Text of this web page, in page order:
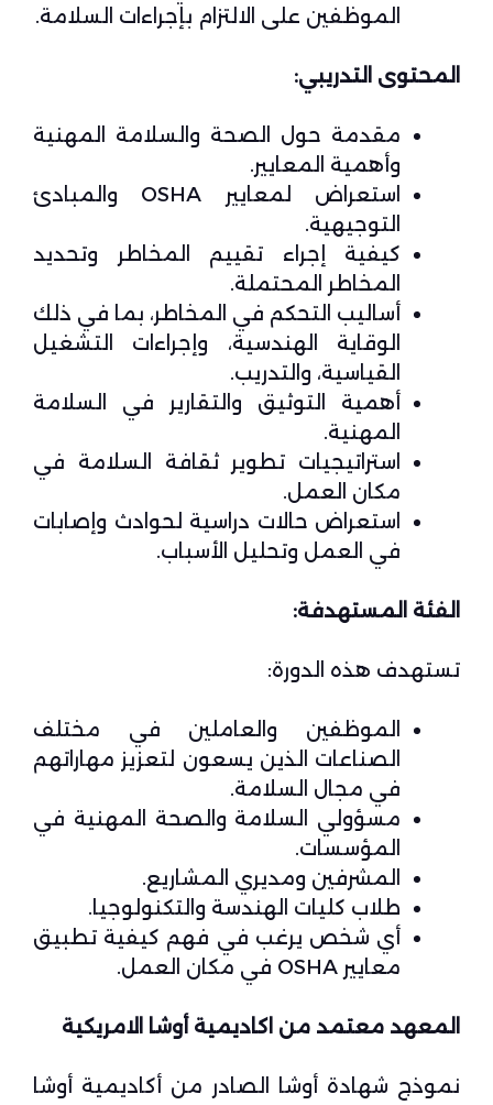
الموظفين على الالتزام بإجراءات السلامة.
المحتوى التدريبي:
مقدمة حول الصحة والسلامة المهنية
وأهمية المعايير.
استعراض لمعايير OSHA والمبادئ
التوجيهية.
كيفية إجراء تقييم المخاطر وتحديد
المخاطر المحتملة.
أساليب التحكم في المخاطر، بما في ذلك
الوقاية الهندسية، وإجراءات التشغيل
القياسية، والتدريب.
أهمية التوثيق والتقارير في السلامة
المهنية.
استراتيجيات تطوير ثقافة السلامة في
مكان العمل.
استعراض حالات دراسية لحوادث وإصابات
في العمل وتحليل الأسباب.
الفئة المستهدفة:
تستهدف هذه الدورة:
الموظفين والعاملين في مختلف
الصناعات الذين يسعون لتعزيز مهاراتهم
في مجال السلامة.
مسؤولي السلامة والصحة المهنية في
المؤسسات.
المشرفين ومديري المشاريع.
طلاب كليات الهندسة والتكنولوجيا.
أي شخص يرغب في فهم كيفية تطبيق
معايير OSHA في مكان العمل.
المعهد معتمد من اكاديمية أوشا الامريكية
نموذج شهادة أوشا الصادر من أكاديمية أوشا